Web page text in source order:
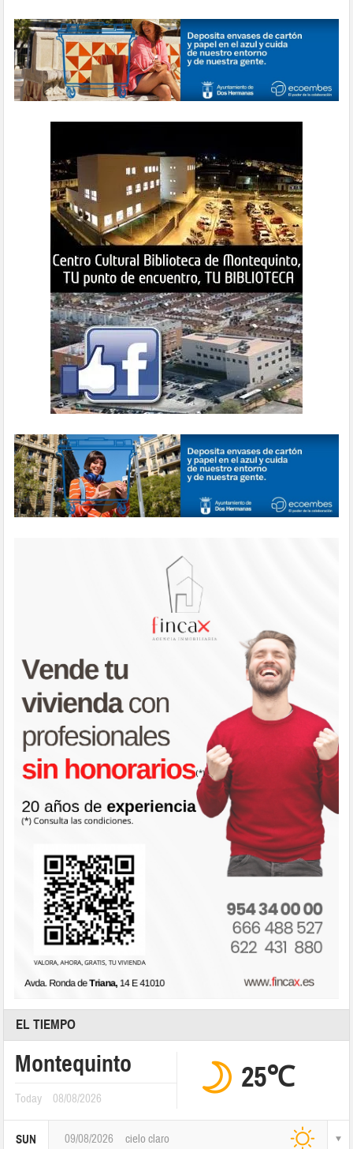
EL TIEMPO
Montequinto
Today 08/08/2026
25℃
SUN 09/08/2026 cielo claro